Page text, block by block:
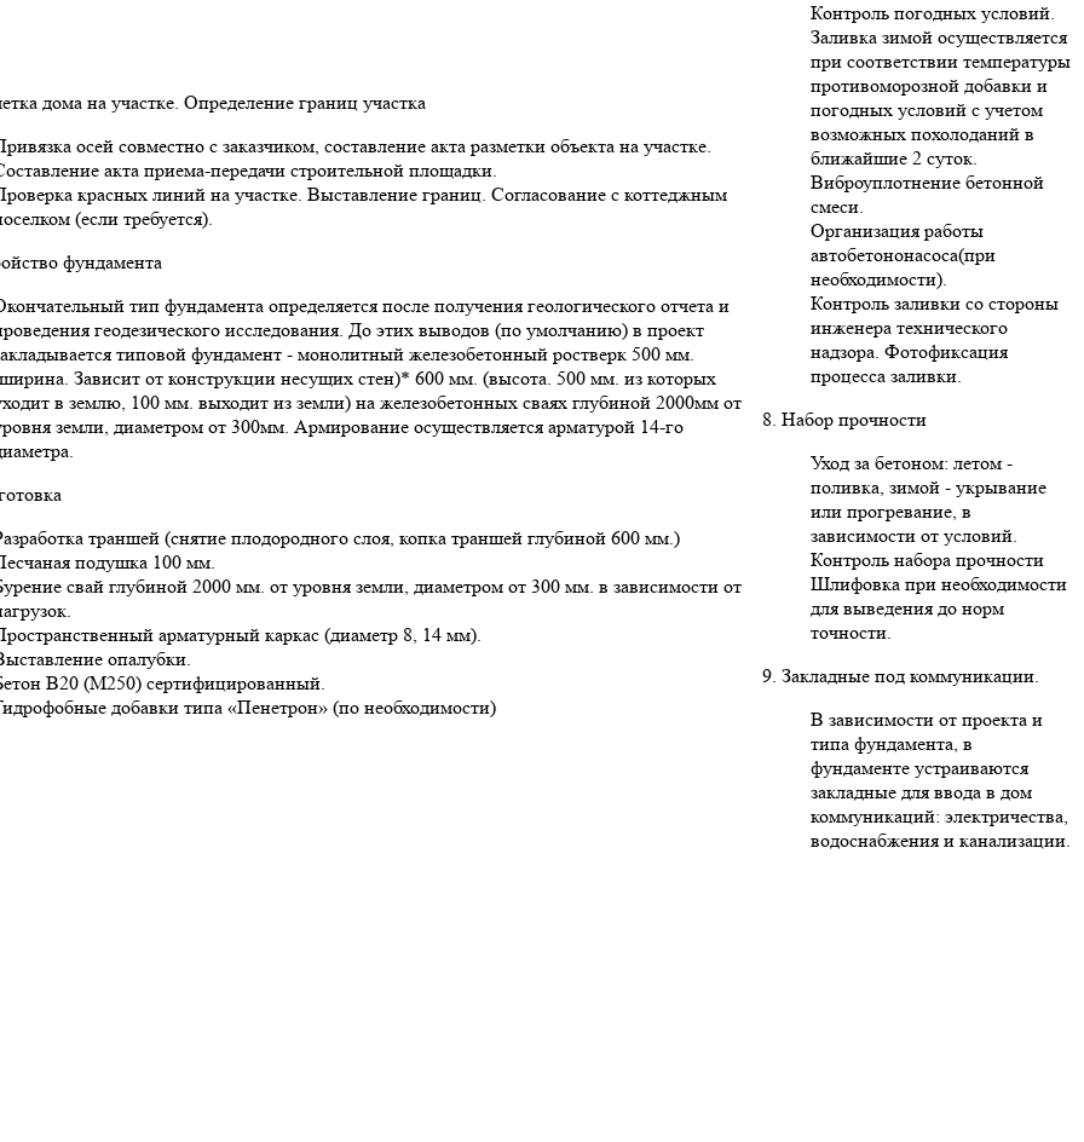
дома на участке. Определение границ участка
осей совместно с заказчиком, составление акта разметки объекта на участке.
акта приема-передачи строительной площадки.
красных линий на участке. Выставление границ. Согласование с коттеджным
(если требуется).
фундамента
тип фундамента определяется после получения геологического отчета и
геодезического исследования. До этих выводов (по умолчанию) в проект
типовой фундамент - монолитный железобетонный ростверк 500 мм.
Зависит от конструкции несущих стен)* 600 мм. (высота. 500 мм. из которых
в землю, 100 мм. выходит из земли) на железобетонных сваях глубиной 2000мм от
земли, диаметром от 300мм. Армирование осуществляется арматурой 14-го
траншей (снятие плодородного слоя, копка траншей глубиной 600 мм.)
подушка 100 мм.
свай глубиной 2000 мм. от уровня земли, диаметром от 300 мм. в зависимости от
арматурный каркас (диаметр 8, 14 мм).
опалубки.
В20 (М250) сертифицированный.
добавки типа «Пенетрон» (по необходимости)
Контроль погодных условий.
Заливка зимой осуществляется
при соответствии температуры
противоморозной добавки и
погодных условий с учетом
возможных похолоданий в
ближайшие 2 суток.
Виброуплотнение бетонной
смеси.
Организация работы
автобетононасоса(при
необходимости).
Контроль заливки со стороны
инженера технического
надзора. Фотофиксация
процесса заливки.
8. Набор прочности
Уход за бетоном: летом -
поливка, зимой - укрывание
или прогревание, в
зависимости от условий.
Контроль набора прочности
Шлифовка при необходимости
для выведения до норм
точности.
9. Закладные под коммуникации.
В зависимости от проекта и
типа фундамента, в
фундаменте устраиваются
закладные для ввода в дом
коммуникаций: электричества,
водоснабжения и канализации.